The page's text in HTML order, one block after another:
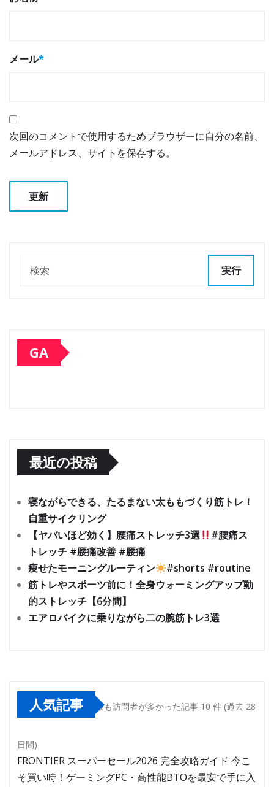
メール*
次回のコメントで使用するためブラウザーに自分の名前、
メールアドレス、サイトを保存する。
実行
GA
最近の投稿
寝ながらできる、たるまない太ももづくり筋トレ！
自重サイクリング
【ヤバいほど効く】腰痛ストレッチ3選
#腰痛ス
トレッチ #腰痛改善 #腰痛
痩せたモーニングルーティン
#shorts #routine
筋トレやスポーツ前に！全身ウォーミングアップ動
的ストレッチ【6分間】
エアロバイクに乗りながら二の腕筋トレ3選
人気記事 最も訪問者が多かった記事 10 件 (過去 28
日間)
FRONTIER スーパーセール2026 完全攻略ガイド 今こ
そ買い時！ゲーミングPC・高性能BTOを最安で手に入